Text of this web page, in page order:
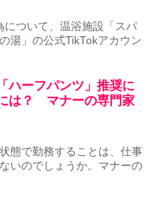
について、温浴施設「スパ
湯」の公式TikTokアカウン
ハーフパンツ」推奨に
は？ マナーの専門家
態で勤務することは、仕事
いのでしょうか。マナーの